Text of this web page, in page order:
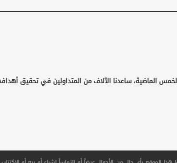
الماضية، ساعدنا الآلاف من المتداولين في تحقيق